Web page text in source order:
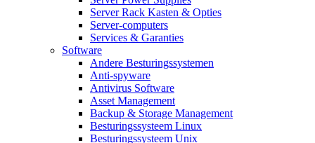
Server Rack Kasten & Opties
Server-computers
Services & Garanties
Software
Andere Besturingssystemen
Anti-spyware
Antivirus Software
Asset Management
Backup & Storage Management
Besturingssysteem Linux
Besturingssysteem Unix